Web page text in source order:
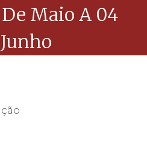
De Maio A 04